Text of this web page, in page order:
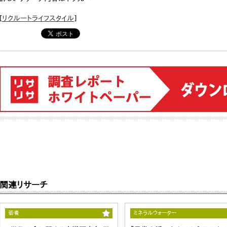
[リクルートライフスタイル]
関連リサーチ
若者 ミネラルウォーター